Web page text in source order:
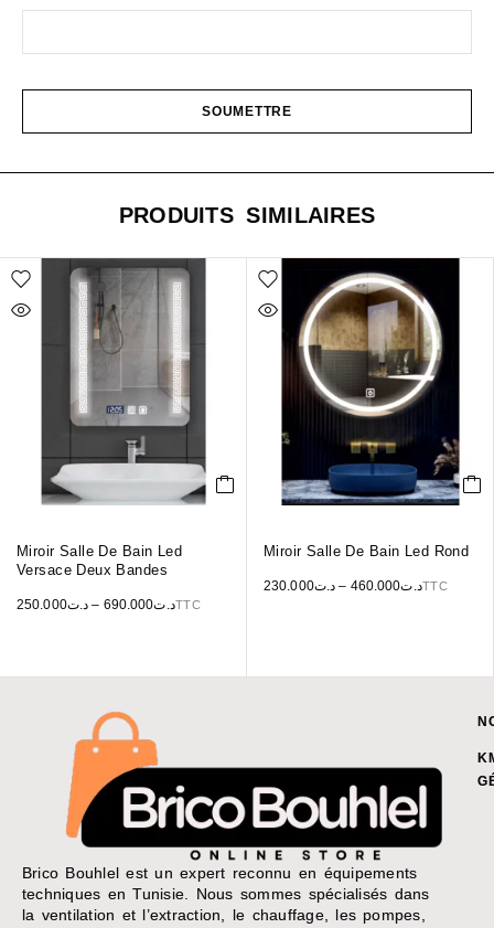
PRODUITS SIMILAIRES
Miroir Salle De Bain Led
Versace Deux Bandes
د.ت250.000 – د.ت690.000 TTC
Miroir Salle De Bain Led Rond
د.ت230.000 – د.ت460.000 TTC
Brico Bouhlel est un expert reconnu en équipements
techniques en Tunisie. Nous sommes spécialisés dans
la ventilation et l’extraction, le chauffage, les pompes,